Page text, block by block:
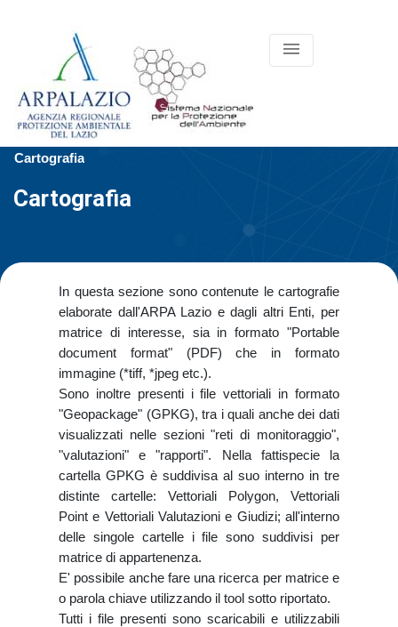
menu
Cartografia
Cartografia
In questa sezione sono contenute le cartografie
elaborate dall'ARPA Lazio e dagli altri Enti, per
matrice di interesse, sia in formato "Portable
document format" (PDF) che in formato
immagine (*tiff, *jpeg etc.).
Sono inoltre presenti i file vettoriali in formato
"Geopackage" (GPKG), tra i quali anche dei dati
visualizzati nelle sezioni "reti di monitoraggio",
"valutazioni" e "rapporti". Nella fattispecie la
cartella GPKG è suddivisa al suo interno in tre
distinte cartelle: Vettoriali Polygon, Vettoriali
Point e Vettoriali Valutazioni e Giudizi; all'interno
delle singole cartelle i file sono suddivisi per
matrice di appartenenza.
E' possibile anche fare una ricerca per matrice e
o parola chiave utilizzando il tool sotto riportato.
Tutti i file presenti sono scaricabili e utilizzabili